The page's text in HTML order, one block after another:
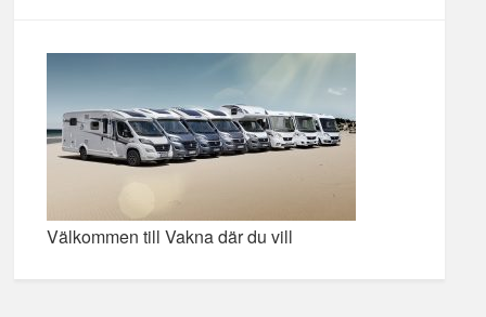
Välkommen till Vakna där du vill